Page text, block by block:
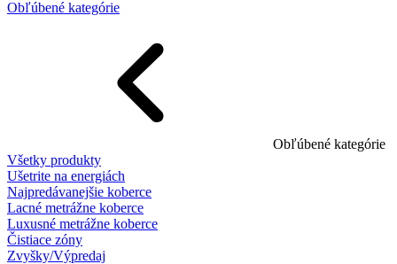
Obľúbené kategórie
Obľúbené kategórie
Všetky produkty
Ušetrite na energiách
Najpredávanejšie koberce
Lacné metrážne koberce
Luxusné metrážne koberce
Čistiace zóny
Zvyšky/Výpredaj